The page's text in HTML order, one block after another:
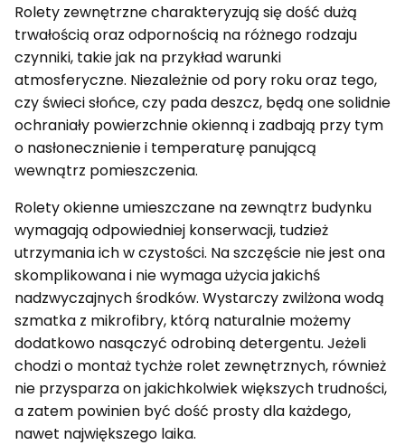
Rolety zewnętrzne charakteryzują się dość dużą
trwałością oraz odpornością na różnego rodzaju
czynniki, takie jak na przykład warunki
atmosferyczne. Niezależnie od pory roku oraz tego,
czy świeci słońce, czy pada deszcz, będą one solidnie
ochraniały powierzchnie okienną i zadbają przy tym
o nasłonecznienie i temperaturę panującą
wewnątrz pomieszczenia.
Rolety okienne umieszczane na zewnątrz budynku
wymagają odpowiedniej konserwacji, tudzież
utrzymania ich w czystości. Na szczęście nie jest ona
skomplikowana i nie wymaga użycia jakichś
nadzwyczajnych środków. Wystarczy zwilżona wodą
szmatka z mikrofibry, którą naturalnie możemy
dodatkowo nasączyć odrobiną detergentu. Jeżeli
chodzi o montaż tychże rolet zewnętrznych, również
nie przysparza on jakichkolwiek większych trudności,
a zatem powinien być dość prosty dla każdego,
nawet największego laika.